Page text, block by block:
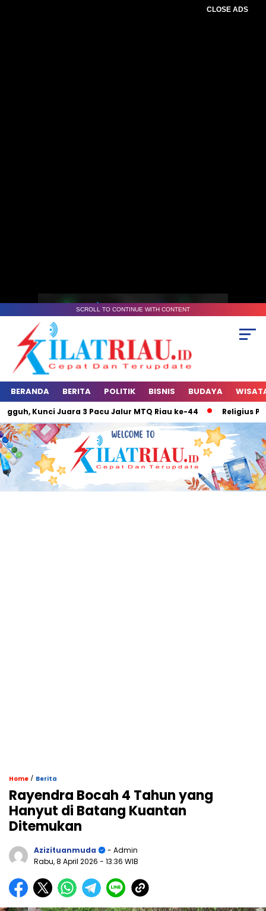
CLOSE ADS
SCROLL TO CONTINUE WITH CONTENT
BERANDA BERITA POLITIK BISNIS BUDAYA
Kunci Juara 3 Pacu Jalur MTQ Riau ke-44 Religius
Home / Berita
Rayendra Bocah 4 Tahun yang
Hanyut di Batang Kuantan
Ditemukan
Azizituanmuda
- Admin
Rabu, 8 April 2026 - 13:36 WIB